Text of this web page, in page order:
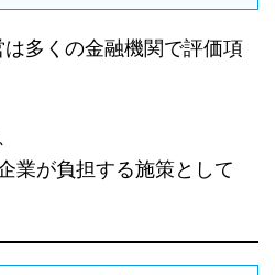
多くの金融機関で評価項
業が負担する施策として